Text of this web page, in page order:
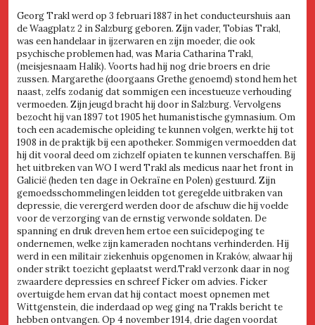
Georg Trakl werd op 3 februari 1887 in het conducteurshuis aan
de Waagplatz 2 in Salzburg geboren. Zijn vader, Tobias Trakl,
was een handelaar in ijzerwaren en zijn moeder, die ook
psychische problemen had, was Maria Catharina Trakl,
(meisjesnaam Halik). Voorts had hij nog drie broers en drie
zussen. Margarethe (doorgaans Grethe genoemd) stond hem het
naast, zelfs zodanig dat sommigen een incestueuze verhouding
vermoeden. Zijn jeugd bracht hij door in Salzburg. Vervolgens
bezocht hij van 1897 tot 1905 het humanistische gymnasium. Om
toch een academische opleiding te kunnen volgen, werkte hij tot
1908 in de praktijk bij een apotheker. Sommigen vermoedden dat
hij dit vooral deed om zichzelf opiaten te kunnen verschaffen. Bij
het uitbreken van WO I werd Trakl als medicus naar het front in
Galicië (heden ten dage in Oekraïne en Polen) gestuurd. Zijn
gemoedsschommelingen leidden tot geregelde uitbraken van
depressie, die verergerd werden door de afschuw die hij voelde
voor de verzorging van de ernstig verwonde soldaten. De
spanning en druk dreven hem ertoe een suïcidepoging te
ondernemen, welke zijn kameraden nochtans verhinderden. Hij
werd in een militair ziekenhuis opgenomen in Kraków, alwaar hij
onder strikt toezicht geplaatst werd.Trakl verzonk daar in nog
zwaardere depressies en schreef Ficker om advies. Ficker
overtuigde hem ervan dat hij contact moest opnemen met
Wittgenstein, die inderdaad op weg ging na Trakls bericht te
hebben ontvangen. Op 4 november 1914, drie dagen voordat